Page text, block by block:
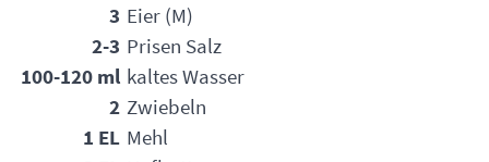
3 Eier (M)
2-3 Prisen Salz
100-120 ml kaltes Wasser
2 Zwiebeln
1 EL Mehl